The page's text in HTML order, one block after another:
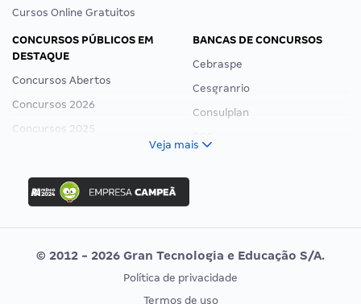
Cursos Online Gratuitos
CONCURSOS PÚBLICOS EM
DESTAQUE
Concursos Abertos
Concursos 2026
Concursos 2025
Concurso Ibama
Concurso MPU
Editais publicados
BANCAS DE CONCURSOS
Cebraspe
Cesgranrio
Consulplan
Vunesp
CONCURSOS POR PROFISSÃO
EXAME DE ORDEM
Veja mais
© 2012 - 2026 Gran Tecnologia e Educação S/A.
Política de privacidade
Termos de uso